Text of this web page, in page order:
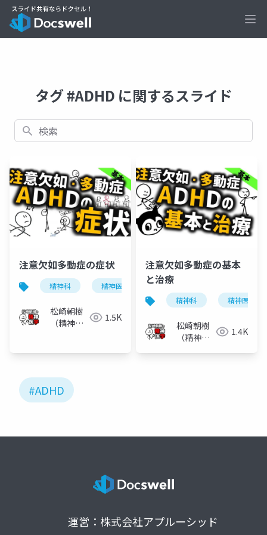
タグ #ADHD に関するスライド
検索
注意欠如多動症の症状
精神科 精神医学 注意欠如多動症
松崎朝樹
（精神科
1.5K
注意欠如多動症の基本
と治療
精神科 精神医学
松崎朝樹
（精神科
1.4K
#ADHD
運営：株式会社アプルーシッド